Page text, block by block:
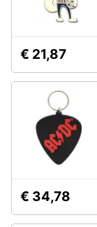
€ 21,87
€ 34,78